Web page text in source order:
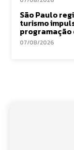
São Paulo
turismo
07/08/2026